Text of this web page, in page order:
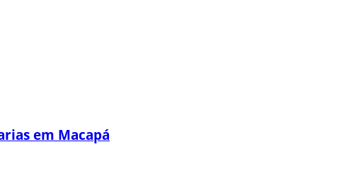
em Macapá